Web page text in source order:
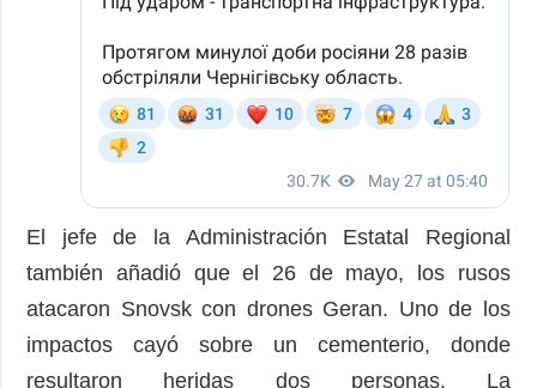
El jefe de la Administración Estatal Regional
también añadió que el 26 de mayo, los rusos
atacaron Snovsk con drones Geran. Uno de los
impactos cayó sobre un cementerio, donde
resultaron heridas dos personas. La